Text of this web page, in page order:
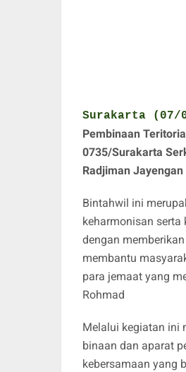
Surakarta (07/
Pembinaan
0735/Surakarta
Radjiman
Bintahwil ini
keharmonisan
dengan
membantu
para jemaat yang
Rohmad
Melalui kegiatan ini
binaan dan aparat
kebersamaan yang